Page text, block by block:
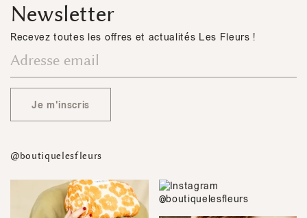
Newsletter
Recevez toutes les offres et actualités Les Fleurs !
Je m'inscris
@boutiquelesfleurs